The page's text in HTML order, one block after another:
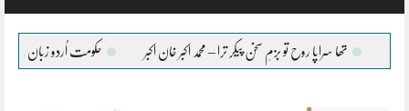
سخن پیکر ترا – محمد اکبر خان اکبر حکومت اُردو زبان کے فروغ کے لیے ہر ممکن تعاون